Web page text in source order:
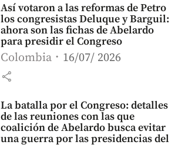
Así votaron a las reformas de Petro
los congresistas Deluque y Barguil:
ahora son las fichas de Abelardo
para presidir el Congreso
Colombia 16/07/ 2026
share
La batalla por el Congreso: detalles
de las reuniones con las que
coalición de Abelardo busca evitar
una guerra por las presidencias del